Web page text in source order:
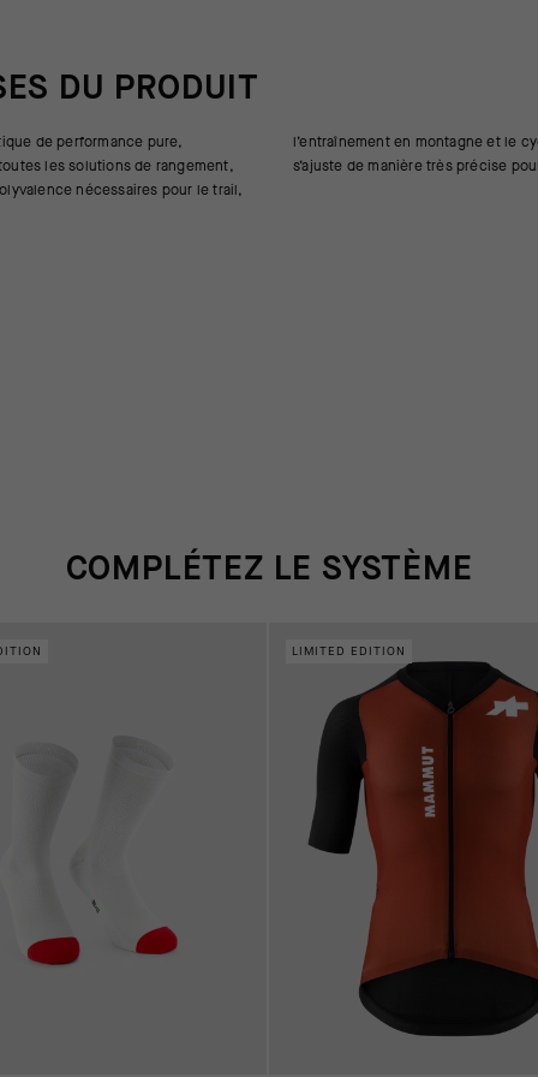
DU PRODUIT
de performance pure,
les solutions de rangement,
nécessaires pour le trail,
et le cyclisme. Le harnais
s’ajuste de manière très précise
COMPLÉTEZ LE SYSTÈME
LIMITED EDITION